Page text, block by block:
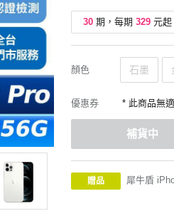
30 期，每期 329 元起
顏色 石墨
優惠券 * 此商品無
補貨中
贈品 犀牛盾